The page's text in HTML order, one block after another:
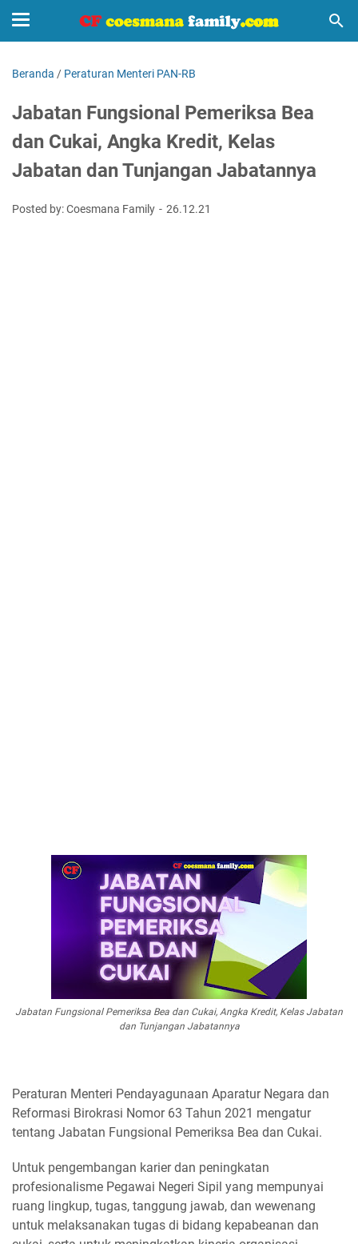
Beranda / Peraturan Menteri PAN-RB
Jabatan Fungsional Pemeriksa Bea
dan Cukai, Angka Kredit, Kelas
Jabatan dan Tunjangan Jabatannya
Posted by: Coesmana Family 26.12.21
Jabatan Fungsional Pemeriksa Bea dan Cukai, Angka Kredit, Kelas Jabatan
dan Tunjangan Jabatannya
Peraturan Menteri Pendayagunaan Aparatur Negara dan
Reformasi Birokrasi Nomor 63 Tahun 2021 mengatur
tentang Jabatan Fungsional Pemeriksa Bea dan Cukai.
Untuk pengembangan karier dan peningkatan
profesionalisme Pegawai Negeri Sipil yang mempunyai
ruang lingkup, tugas, tanggung jawab, dan wewenang
untuk melaksanakan tugas di bidang kepabeanan dan